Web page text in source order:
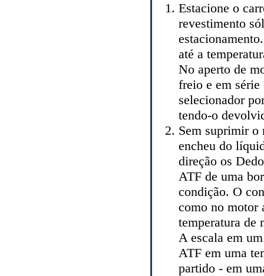
Estacione o
revestimento
até a
No aperto de
freio e em
selecionador
tendo-o
Sem suprimir o
encheu do
direção os
ATF de uma
condição. O
como no motor
temperatura de
A escala em
ATF em uma
partido - em